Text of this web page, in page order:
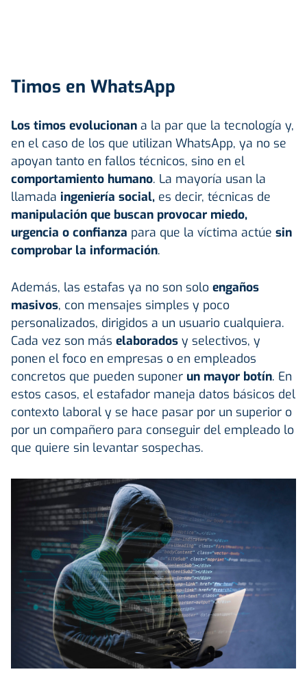
Timos en WhatsApp
Los timos evolucionan a la par que la tecnología y,
en el caso de los que utilizan WhatsApp, ya no se
apoyan tanto en fallos técnicos, sino en el
comportamiento humano. La mayoría usan la
llamada ingeniería social, es decir, técnicas de
manipulación que buscan provocar miedo,
urgencia o confianza para que la víctima actúe sin
comprobar la información.
Además, las estafas ya no son solo engaños
masivos, con mensajes simples y poco
personalizados, dirigidos a un usuario cualquiera.
Cada vez son más elaborados y selectivos, y
ponen el foco en empresas o en empleados
concretos que pueden suponer un mayor botín. En
estos casos, el estafador maneja datos básicos del
contexto laboral y se hace pasar por un superior o
por un compañero para conseguir del empleado lo
que quiere sin levantar sospechas.